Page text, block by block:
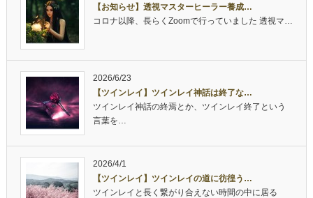
【お知らせ】透視マスターヒーラー養成…
コロナ以降、長らくZoomで行っていました 透視マ…
2026/6/23
【ツインレイ】ツインレイ神話は終了な…
ツインレイ神話の終焉とか、ツインレイ終了という
言葉を…
2026/4/1
【ツインレイ】ツインレイの道に彷徨う…
ツインレイと長く繋がり合えない時間の中に居る